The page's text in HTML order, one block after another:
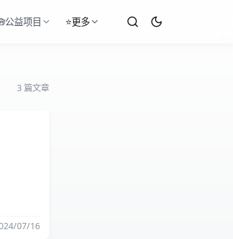
公益项目 ⭐更多
3 篇文章
07/16